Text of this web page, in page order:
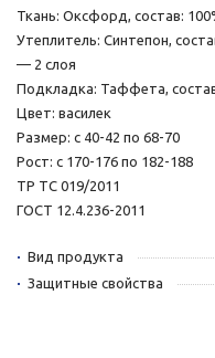
Ткань: Оксфорд, состав:
Утеплитель: Синтепон,
— 2 слоя
Подкладка: Таффета,
Цвет: василек
Размер: с 40-42 по 68-70
Рост: с 170-176 по 182-188
ТР ТС 019/2011
ГОСТ 12.4.236-2011
Вид продукта
Защитные свойства